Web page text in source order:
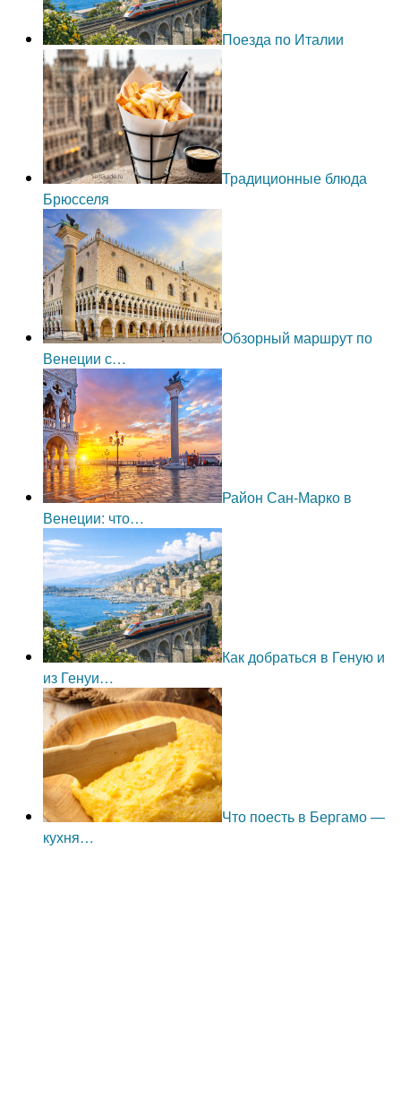
Поезда по Италии
Традиционные блюда
Брюсселя
Обзорный маршрут по
Венеции с…
Район Сан-Марко в
Венеции: что…
Как добраться в Геную и
из Генуи…
Что поесть в Бергамо —
кухня…